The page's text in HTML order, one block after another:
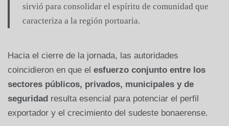
sirvió para consolidar el espíritu de comunidad que
caracteriza a la región portuaria.
Hacia el cierre de la jornada, las autoridades
coincidieron en que el esfuerzo conjunto entre los
sectores públicos, privados, municipales y de
seguridad resulta esencial para potenciar el perfil
exportador y el crecimiento del sudeste bonaerense.